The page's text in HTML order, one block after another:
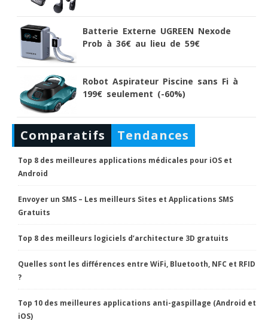
Batterie Externe UGREEN Nexode
Prob à 36€ au lieu de 59€
Robot Aspirateur Piscine sans Fi à
199€ seulement (-60%)
Comparatifs Tendances
Top 8 des meilleures applications médicales pour iOS et
Android
Envoyer un SMS – Les meilleurs Sites et Applications SMS
Gratuits
Top 8 des meilleurs logiciels d’architecture 3D gratuits
Quelles sont les différences entre WiFi, Bluetooth, NFC et RFID
?
Top 10 des meilleures applications anti-gaspillage (Android et
iOS)